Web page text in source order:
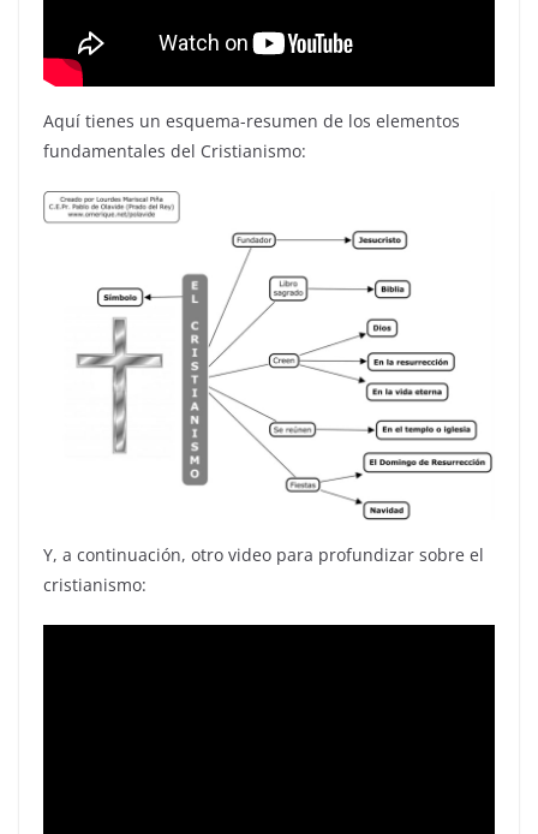
Aquí tienes un esquema-resumen de los elementos
fundamentales del Cristianismo:
Y, a continuación, otro video para profundizar sobre el
cristianismo: